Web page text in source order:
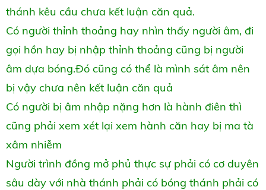
thánh kêu cầu chưa kết luận căn quả.
Có người thỉnh thoảng hay nhìn thấy người âm, đi
gọi hồn hay bị nhập thỉnh thoảng cũng bị người
âm dựa bóng.Đó cũng có thể là mình sát âm nên
bị vậy chưa nên kết luận căn quả
Có người bị âm nhập nặng hơn là hành điên thì
cũng phải xem xét lại xem hành căn hay bị ma tà
xâm nhiễm
Người trình đồng mở phủ thực sự phải có cơ duyên
sâu dày với nhà thánh phải có bóng thánh phải có